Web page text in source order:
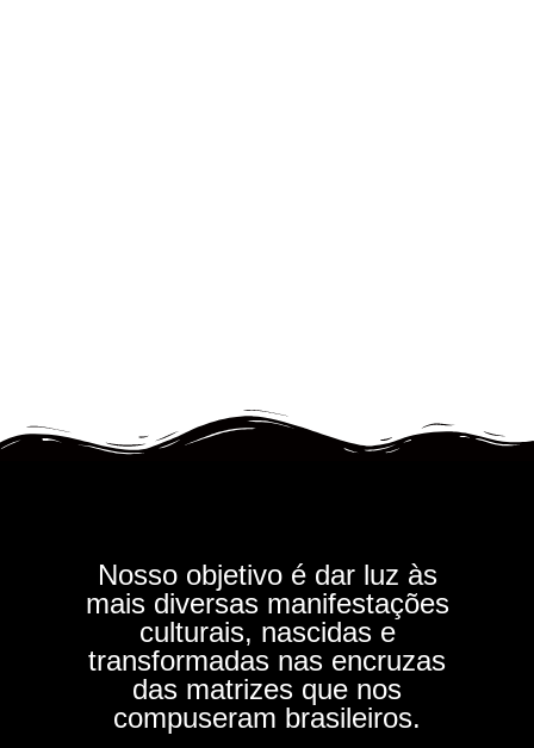
Nosso objetivo é dar luz às
mais diversas manifestações
culturais, nascidas e
transformadas nas encruzas
das matrizes que nos
compuseram brasileiros.